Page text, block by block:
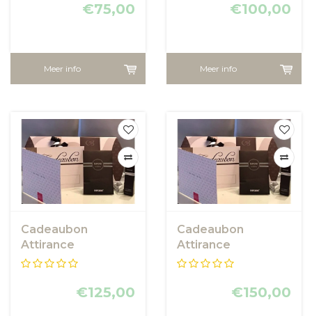
€75,00
Meer info
€100,00
Meer info
Cadeaubon
Attirance
€125,00
Cadeaubon
Attirance
€150,00